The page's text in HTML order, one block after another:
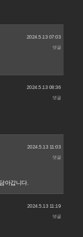
2024.5.13 07:03
댓글
2024.5.13 08:36
댓글
2024.5.13 11:03
댓글
아갑니다.
2024.5.13 11:19
댓글